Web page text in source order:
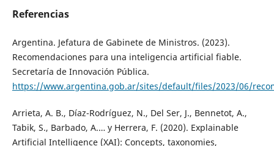
Referencias
Argentina. Jefatura de Gabinete de Ministros. (2023).
Recomendaciones para una inteligencia artificial fiable.
Secretaría de Innovación Pública.
https://www.argentina.gob.ar/sites/default/files/2023/06/
Arrieta, A. B., Díaz-Rodríguez, N., Del Ser, J., Bennetot, A.,
Tabik, S., Barbado, A.… y Herrera, F. (2020). Explainable
Artificial Intelligence (XAI): Concepts, taxonomies,